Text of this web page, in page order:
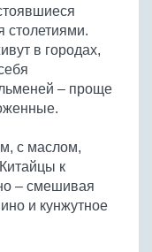
столетиями.
в городах,
– проще
с маслом,
к
– смешивая
и кунжутное